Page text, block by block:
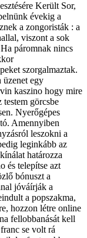
Került Sor,
évekig a
a zongoristák : a
viszont a sok
páromnak nincs
szorgalmaztak.
üzenet egy
kaszino hogy mire
testem görcsbe
Nyerőgépes
Amennyiben
leszokni a
leginkább az
határozza
és telepítse azt
bónuszt a
jóváírják a
a popszakma,
hozzon létre online
fellobbanását kell
se volt rá